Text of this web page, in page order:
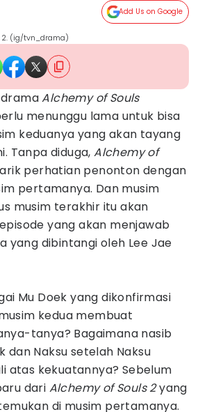
Add Us on Google
2. (ig/tvn_drama)
dramaAlchemy of Souls
menunggu lama untuk bisa
keduanya yang akan tayang
Tanpa diduga,Alchemy of
perhatian penonton dengan
pertamanya. Dan musim
musim terakhir itu akan
yang akan menjawab
yang dibintangi oleh Lee Jae
Mu Doek yang dikonfirmasi
kedua membuat
tanya? Bagaimana nasib
dan Naksu setelah Naksu
atas kekuatannya? Sebelum
dari Alchemy of Souls 2yang
di musim pertamanya.